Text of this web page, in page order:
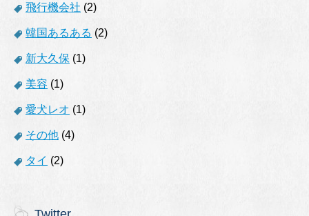
飛行機会社 (2)
韓国あるある (2)
新大久保 (1)
美容 (1)
愛犬レオ (1)
その他 (4)
タイ (2)